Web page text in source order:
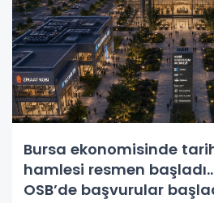
Bursa ekonomisinde
hamlesi resmen başladı...
OSB’de başvurular